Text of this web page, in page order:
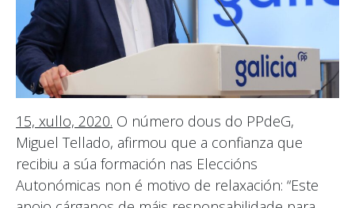
15, xullo, 2020. O número dous do PPdeG,
Miguel Tellado, afirmou que a confianza que
recibiu a súa formación nas Eleccións
Autonómicas non é motivo de relaxación: “Este